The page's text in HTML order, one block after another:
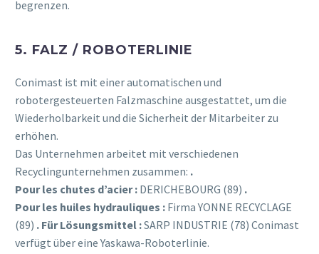
begrenzen.
5. FALZ / ROBOTERLINIE
Conimast ist mit einer automatischen und
robotergesteuerten Falzmaschine ausgestattet, um die
Wiederholbarkeit und die Sicherheit der Mitarbeiter zu
erhöhen.
Das Unternehmen arbeitet mit verschiedenen
Recyclingunternehmen zusammen: .
Pour les chutes d’acier : DERICHEBOURG (89) .
Pour les huiles hydrauliques : Firma YONNE RECYCLAGE
(89) . Für Lösungsmittel :SARP INDUSTRIE (78) Conimast
verfügt über eine Yaskawa-Roboterlinie.